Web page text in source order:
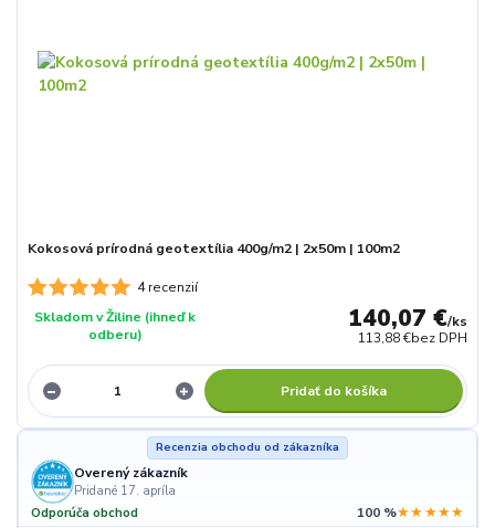
4 recenzií
Kokosová prírodná geotextília 400g/m2 | 2x50m | 100m2
140,07 €/ks
113,88 €bez DPH
Skladom v Žiline (ihneď k
odberu)
Pridať do košíka
Recenzia obchodu od zákazníka
Overený zákazník
Pridané 17. apríla
Odporúča obchod 100 %★★★★★